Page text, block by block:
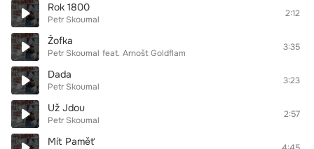
Rok 1800
Petr Skoumal
2:12
Žofka
Petr Skoumal feat. Arnošt Goldflam
3:35
Dada
Petr Skoumal
3:23
Už Jdou
Petr Skoumal
2:57
Mít Paměť